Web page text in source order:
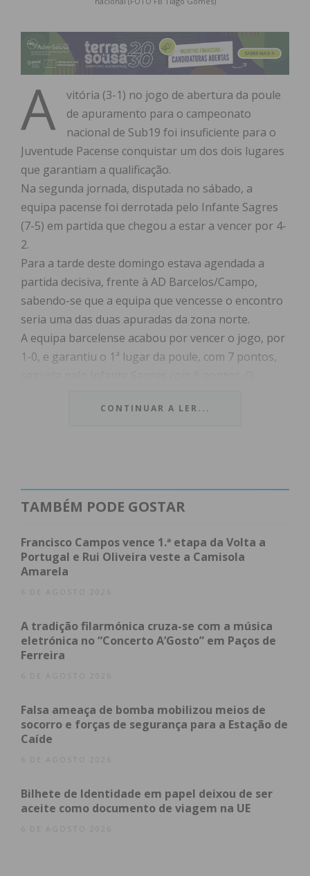
A
vitória (3-1) no jogo de abertura da poule
de apuramento para o campeonato
nacional de Sub19 foi insuficiente para o
Juventude Pacense conquistar um dos dois lugares
que garantiam a qualificação.
Na segunda jornada, disputada no sábado, a
equipa pacense foi derrotada pelo Infante Sagres
(7-5) em partida que chegou a estar a vencer por 4-
2.
Para a tarde deste domingo estava agendada a
partida decisiva, frente à AD Barcelos/Campo,
sabendo-se que a equipa que vencesse o encontro
seria uma das duas apuradas da zona norte.
A equipa barcelense acabou por vencer o jogo, por
1-0, e garantiu o 1ª lugar da poule, com 7 pontos,
pontos e o lanterna vermelha foi o Riba d’Ave, sem
Subscreva a newsletter do
Imediato
obtenha de forma regular a informação
CONTINUAR A LER...
TAMBÉM PODE GOSTAR
Francisco Campos vence 1.ª etapa da Volta a
Portugal e Rui Oliveira veste a Camisola
Amarela
6 DE AGOSTO 2026
A tradição filarmónica cruza-se com a música
eletrónica no “Concerto A’Gosto” em Paços de
Ferreira
6 DE AGOSTO 2026
Falsa ameaça de bomba mobilizou meios de
socorro e forças de segurança para a Estação de
Caíde
6 DE AGOSTO 2026
Bilhete de Identidade em papel deixou de ser
aceite como documento de viagem na UE
6 DE AGOSTO 2026